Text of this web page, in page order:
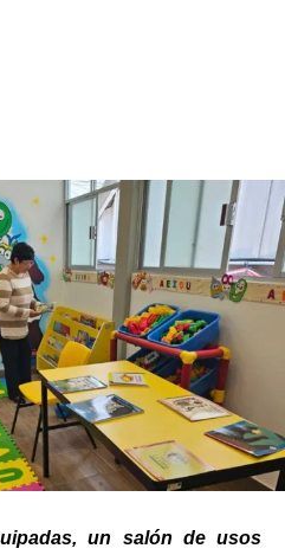
un salón de usos